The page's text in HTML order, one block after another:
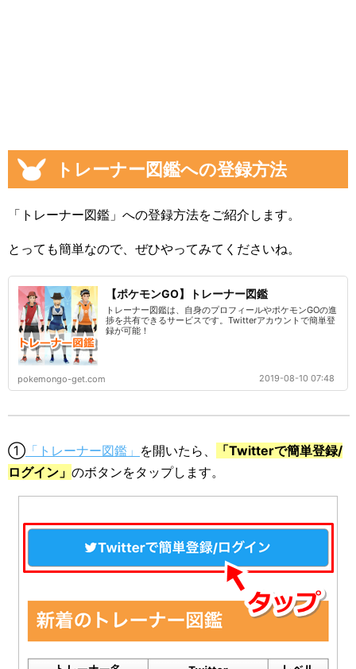
トレーナー図鑑への登録方法
「トレーナー図鑑」への登録方法をご紹介します。
とっても簡単なので、ぜひやってみてくださいね。
【ポケモンGO】トレーナー図鑑
トレーナー図鑑は、自身のプロフィールやポケモンGOの進
捗を共有できるサービスです。Twitterアカウントで簡単登
録が可能！
pokemongo-get.com 2019-08-10 07:48
① 「トレーナー図鑑」 を開いたら、
「Twitterで簡単登録/
ログイン」 のボタンをタップします。